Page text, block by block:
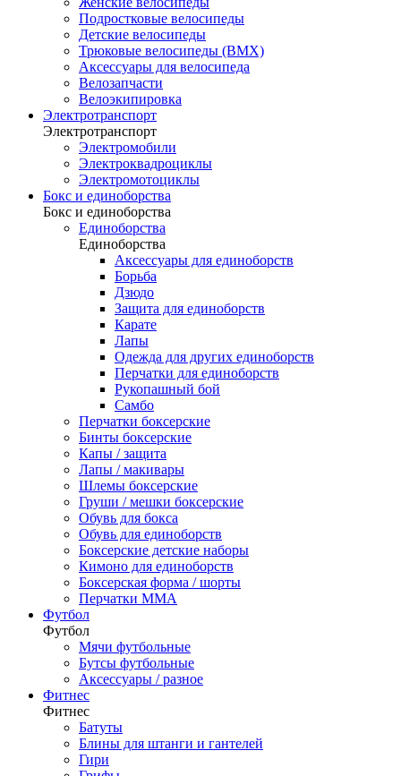
Подростковые велосипеды
Детские велосипеды
Трюковые велосипеды (BMX)
Аксессуары для велосипеда
Велозапчасти
Велоэкипировка
Электротранспорт
Электротранспорт
Электромобили
Электроквадроциклы
Электромотоциклы
Бокс и единоборства
Бокс и единоборства
Единоборства
Единоборства
Аксессуары для единоборств
Борьба
Дзюдо
Защита для единоборств
Карате
Лапы
Одежда для других единоборств
Перчатки для единоборств
Рукопашный бой
Самбо
Перчатки боксерские
Бинты боксерские
Капы / защита
Лапы / макивары
Шлемы боксерские
Груши / мешки боксерские
Обувь для бокса
Обувь для единоборств
Боксерские детские наборы
Кимоно для единоборств
Боксерская форма / шорты
Перчатки ММА
Футбол
Футбол
Мячи футбольные
Бутсы футбольные
Аксессуары / разное
Фитнес
Фитнес
Батуты
Блины для штанги и гантелей
Гири